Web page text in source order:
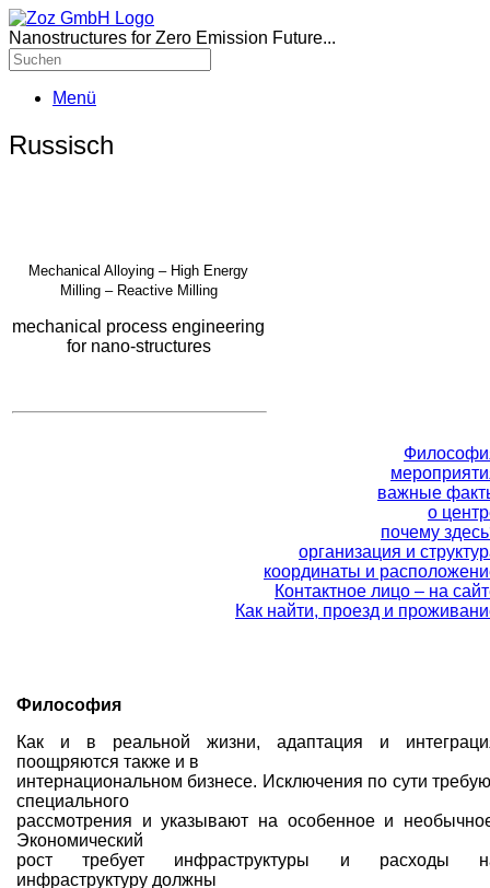
Nanostructures for Zero Emission Future...
Menü
Russisch
Mechanical Alloying – High Energy
Milling – Reactive Milling
mechanical process engineering
for nano-structures
важные
о
почему
организация и
координаты и
Контактное лицо – на
Как найти, проезд и
Философия
Как и в реальной жизни, адаптация и
поощряются также и в
интернациональном бизнесе. Исключения по сути
специального
рассмотрения и указывают на особенное и
Экономический
рост требует инфраструктуры и расходы
инфраструктуру должны